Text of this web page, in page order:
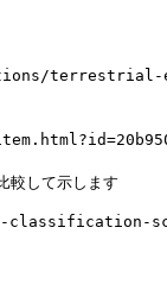
間相互作用
進化的過程
較して示します